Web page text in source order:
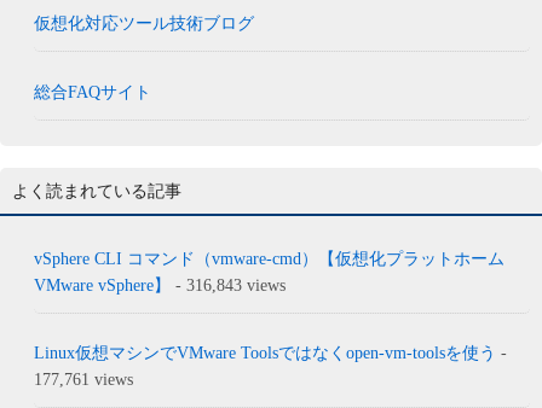
仮想化対応ツール技術ブログ
総合FAQサイト
よく読まれている記事
vSphere CLI コマンド（vmware-cmd）【仮想化プラットホーム
VMware vSphere】
- 316,843 views
Linux仮想マシンでVMware Toolsではなくopen-vm-toolsを使う -
177,761 views